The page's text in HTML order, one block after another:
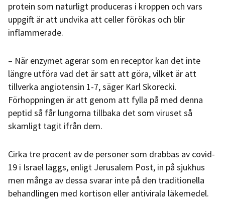
protein som naturligt produceras i kroppen och vars
uppgift är att undvika att celler förökas och blir
inflammerade.
– När enzymet agerar som en receptor kan det inte
längre utföra vad det är satt att göra, vilket är att
tillverka angiotensin 1-7, säger Karl Skorecki.
Förhoppningen är att genom att fylla på med denna
peptid så får lungorna tillbaka det som viruset så
skamligt tagit ifrån dem.
Cirka tre procent av de personer som drabbas av covid-
19 i Israel läggs, enligt Jerusalem Post, in på sjukhus
men många av dessa svarar inte på den traditionella
behandlingen med kortison eller antivirala läkemedel.